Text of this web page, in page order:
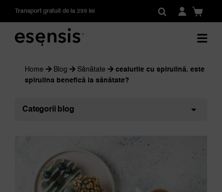
Transport gratuit de la 299 lei
Home Blog Sănătate
ceaiurile cu spirulină. este
spirulina benefică la sănătate?
Categorii blog